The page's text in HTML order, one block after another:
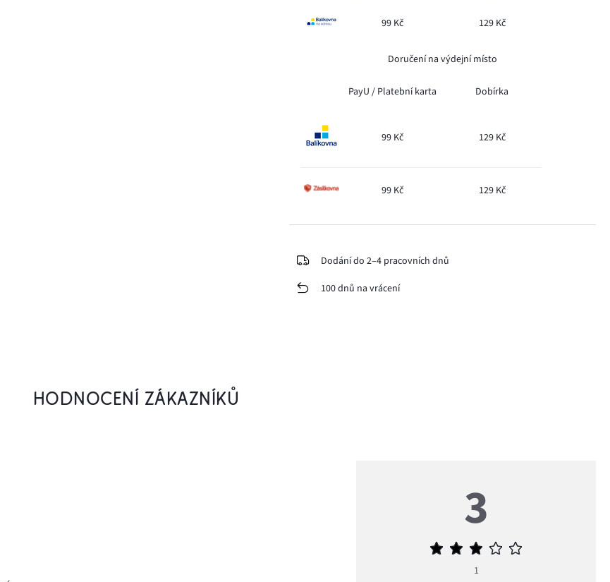
99 Kč 129 Kč
Doručení na výdejní místo
PayU / Platební karta Dobírka
99 Kč 129 Kč
99 Kč 129 Kč
Dodání do 2–4 pracovních dnů
100 dnů na vrácení
HODNOCENÍ ZÁKAZNÍKŮ
3
Průměrné
3
1